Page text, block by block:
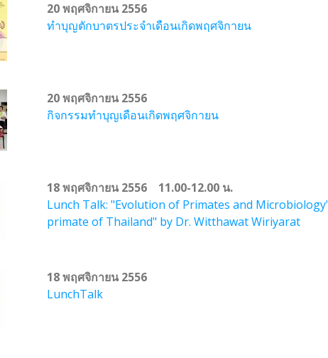
20 พฤศจิกายน 2556
ทำบุญตักบาตรประจำเดือนเกิดพฤศจิกายน
20 พฤศจิกายน 2556
กิจกรรมทำบุญเดือนเกิดพฤศจิกายน
18 พฤศจิกายน 2556 11.00-12.00 น.
Lunch Talk: "Evolution of Primates and
primate of Thailand" by Dr. Witthawat Wiriyarat
18 พฤศจิกายน 2556
LunchTalk